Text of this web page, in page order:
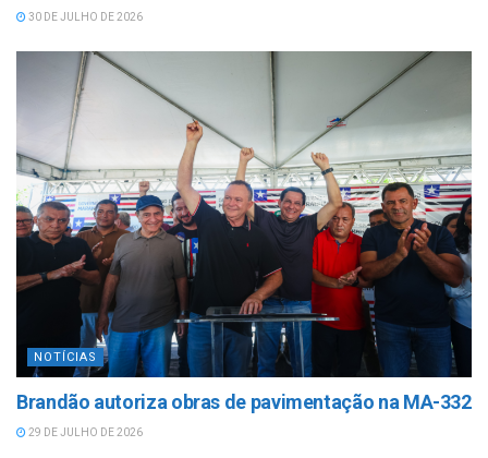
30 DE JULHO DE 2026
NOTÍCIAS
Brandão autoriza obras de pavimentação na MA-332
29 DE JULHO DE 2026